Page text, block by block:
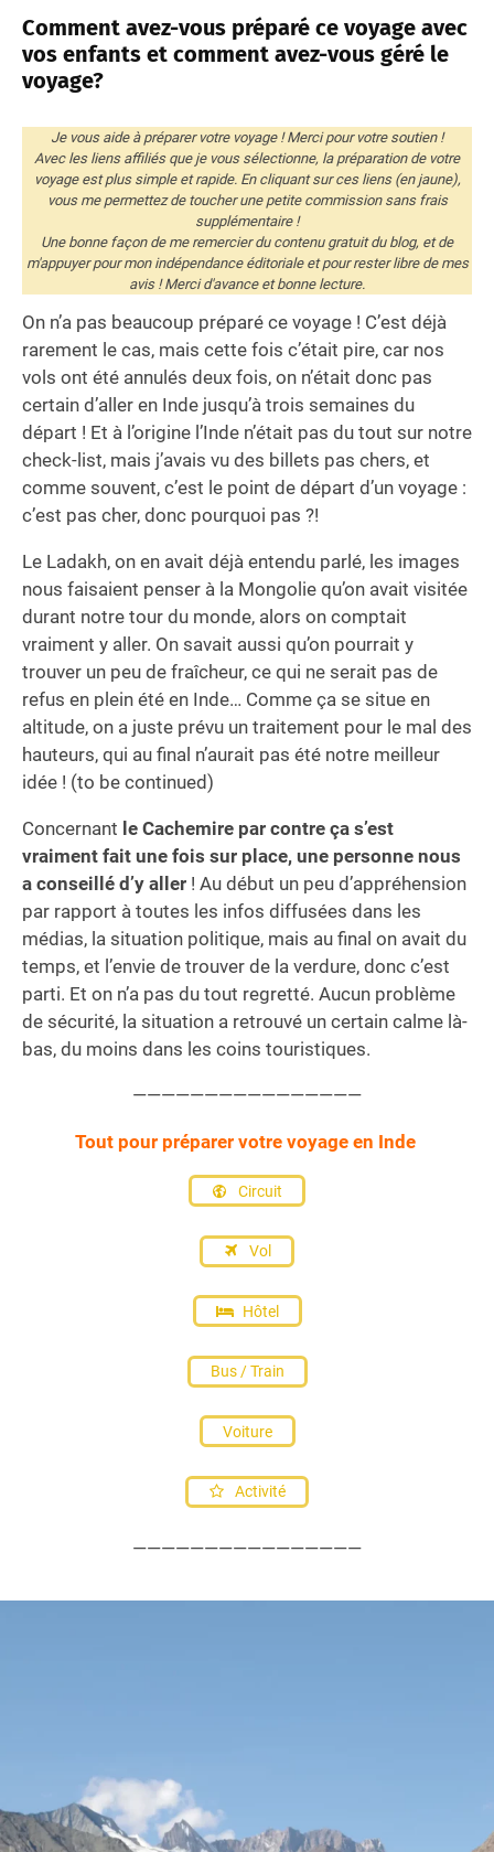
Comment avez-vous préparé ce voyage avec
vos enfants et comment avez-vous géré le
voyage?
Je vous aide à préparer votre voyage ! Merci pour votre soutien !
Avec les liens affiliés que je vous sélectionne, la préparation de votre
voyage est plus simple et rapide. En cliquant sur ces liens (en jaune),
vous me permettez de toucher une petite commission sans frais
supplémentaire !
Une bonne façon de me remercier du contenu gratuit du blog, et de
m'appuyer pour mon indépendance éditoriale et pour rester libre de mes
avis ! Merci d'avance et bonne lecture.
On n’a pas beaucoup préparé ce voyage ! C’est déjà
rarement le cas, mais cette fois c’était pire, car nos
vols ont été annulés deux fois, on n’était donc pas
certain d’aller en Inde jusqu’à trois semaines du
départ ! Et à l’origine l’Inde n’était pas du tout sur notre
check-list, mais j’avais vu des billets pas chers, et
comme souvent, c’est le point de départ d’un voyage :
c’est pas cher, donc pourquoi pas ?!
Le Ladakh, on en avait déjà entendu parlé, les images
nous faisaient penser à la Mongolie qu’on avait visitée
durant notre tour du monde, alors on comptait
vraiment y aller. On savait aussi qu’on pourrait y
trouver un peu de fraîcheur, ce qui ne serait pas de
refus en plein été en Inde… Comme ça se situe en
altitude, on a juste prévu un traitement pour le mal des
hauteurs, qui au final n’aurait pas été notre meilleur
idée ! (to be continued)
Concernant le Cachemire par contre ça s’est
vraiment fait une fois sur place, une personne nous
a conseillé d’y aller ! Au début un peu d’appréhension
par rapport à toutes les infos diffusées dans les
médias, la situation politique, mais au final on avait du
temps, et l’envie de trouver de la verdure, donc c’est
parti. Et on n’a pas du tout regretté. Aucun problème
de sécurité, la situation a retrouvé un certain calme là-
bas, du moins dans les coins touristiques.
————————————————
Tout pour préparer votre voyage en Inde
Circuit
Vol
Hôtel
Bus / Train
Voiture
Activité
————————————————